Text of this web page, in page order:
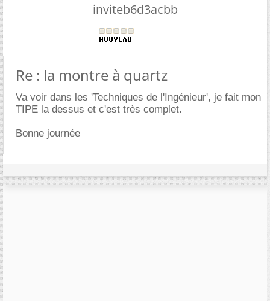
inviteb6d3acbb
Re : la montre à quartz
Va voir dans les 'Techniques de l'Ingénieur', je fait mon
TIPE la dessus et c'est très complet.
Bonne journée